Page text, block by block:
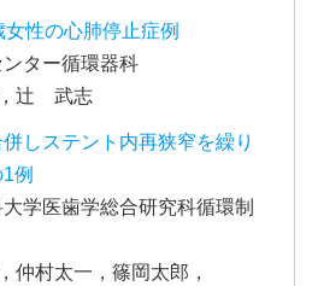
性の心肺停止症例
ター循環器科
辻 武志
しステント内再狭窄を繰り
例
学医歯学総合研究科循環制
仲村太一，篠岡太郎，